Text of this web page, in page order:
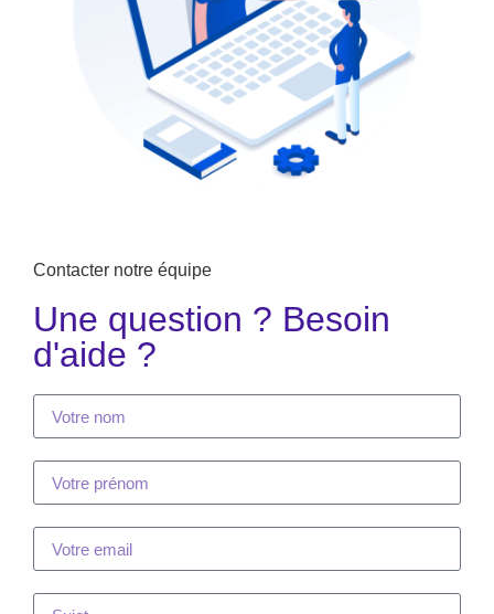
Contacter notre équipe
Une question ? Besoin
d'aide ?